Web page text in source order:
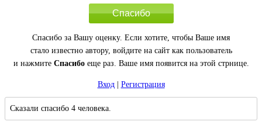
Спасибо
Спасибо за Вашу оценку. Если хотите, чтобы Ваше имя
стало известно автору, войдите на сайт как пользователь
и нажмите Спасибоеще раз. Ваше имя появится на этой стрнице.
Вход| Регистрация
Сказали спасибо 4 человека.